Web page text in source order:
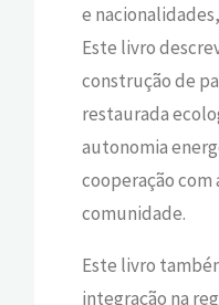
e
Este livro
construçãode
restaurada
autonomia
cooperação com
comunidade.
Este livro
integração na